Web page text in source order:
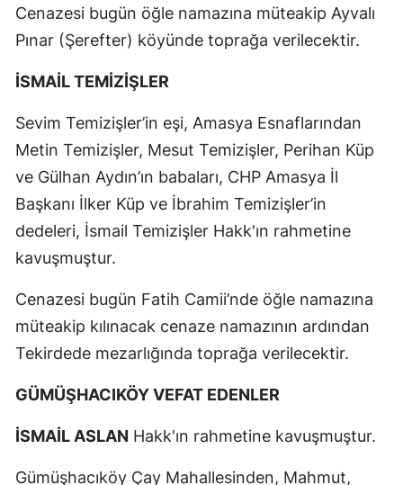
Cenazesi bugün öğle namazına müteakip Ayvalı
Pınar (Şerefter) köyünde toprağa verilecektir.
İSMAİL TEMİZİŞLER
Sevim Temizişler’in eşi, Amasya Esnaflarından
Metin Temizişler, Mesut Temizişler, Perihan Küp
ve Gülhan Aydın’ın babaları, CHP Amasya İl
Başkanı İlker Küp ve İbrahim Temizişler’in
dedeleri, İsmail Temizişler Hakk'ın rahmetine
kavuşmuştur.
Cenazesi bugün Fatih Camii’nde öğle namazına
müteakip kılınacak cenaze namazının ardından
Tekirdede mezarlığında toprağa verilecektir.
GÜMÜŞHACIKÖY VEFAT EDENLER
İSMAİL ASLAN Hakk'ın rahmetine kavuşmuştur.
Gümüşhacıköy Çay Mahallesinden, Mahmut,